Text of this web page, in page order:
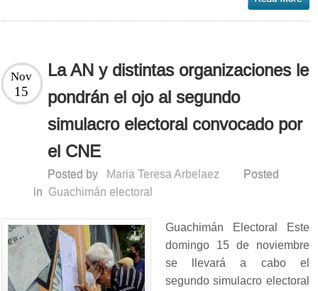
La AN y distintas organizaciones le
pondrán el ojo al segundo
simulacro electoral convocado por
el CNE
Nov
15
Posted by Maria Teresa Arbelaez
Posted
in Guachimán electoral
Guachimán Electoral Este
domingo 15 de noviembre
se llevará a cabo el
segundo simulacro electoral